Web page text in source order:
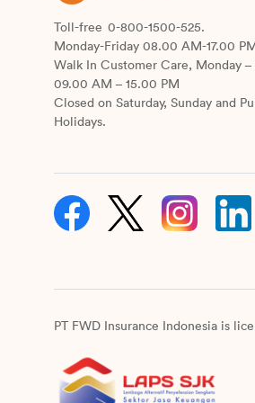
Toll-free 0-800-1500-525.
Monday-Friday 08.00 AM-17.00
Walk In Customer Care, Monday –
09.00 AM – 15.00 PM
Closed on Saturday, Sunday and
Holidays.
PT FWD Insurance Indonesia is